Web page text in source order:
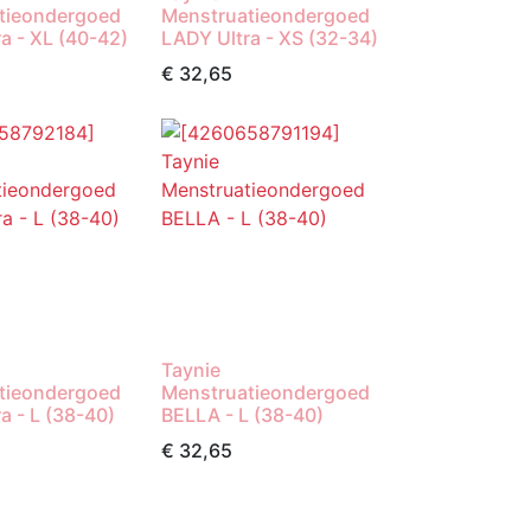
- XL (40-42)
Menstruatieondergoed
LADY Ultra - XS (32-34)
€ 32,65
- L (38-40)
Taynie
Menstruatieondergoed
BELLA - L (38-40)
€ 32,65